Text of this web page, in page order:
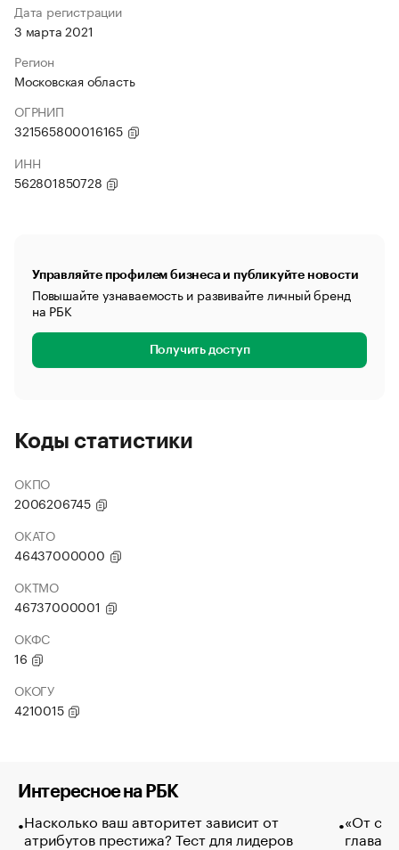
Дата регистрации
3 марта 2021
Регион
Московская область
ОГРНИП
321565800016165
ИНН
562801850728
Управляйте профилем бизнеса и публикуйте новости
Повышайте узнаваемость и развивайте личный бренд
на РБК
Получить доступ
Коды статистики
ОКПО
2006206745
ОКАТО
46437000000
ОКТМО
46737000001
ОКФС
16
ОКОГУ
4210015
Интересное на РБК
Насколько ваш авторитет зависит от
атрибутов престижа? Тест для лидеров
«От
глава